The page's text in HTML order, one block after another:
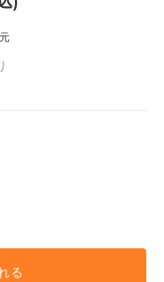
る